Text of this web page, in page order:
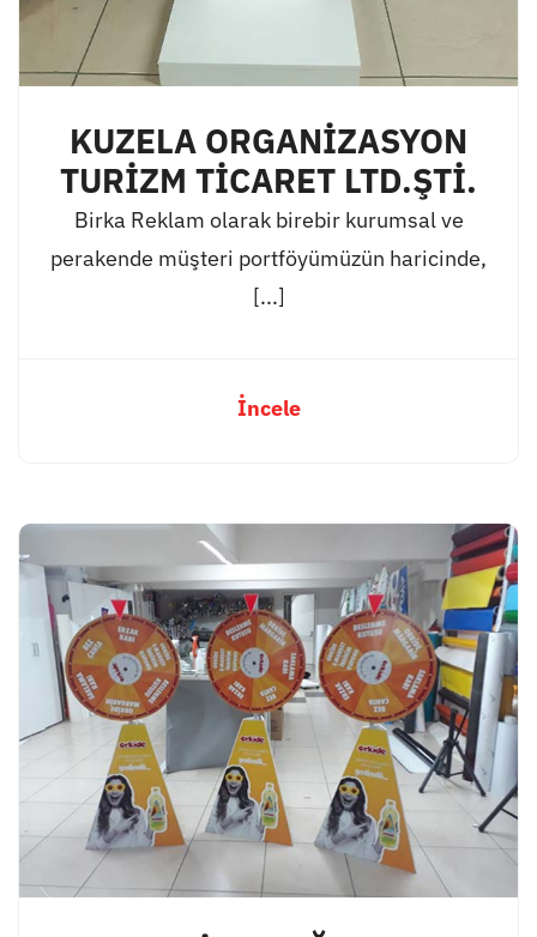
KUZELA ORGANİZASYON
TURİZM TİCARET LTD.ŞTİ.
Birka Reklam olarak birebir kurumsal ve
perakende müşteri portföyümüzün haricinde,
[...]
İncele